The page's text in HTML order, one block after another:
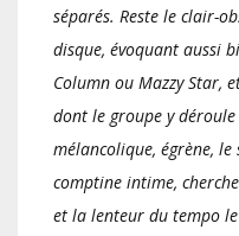
séparés. Reste le clair-
disque, évoquant aussi
Column ou Mazzy Star,
dont le groupe y
mélancolique, égrène,
comptine intime,
et la lenteur du tempo